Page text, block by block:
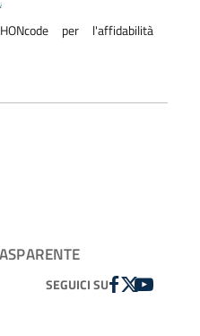
per l'affidabilità
SEGUICI SUFACEBOOK
TWITTER
YOUTUBE